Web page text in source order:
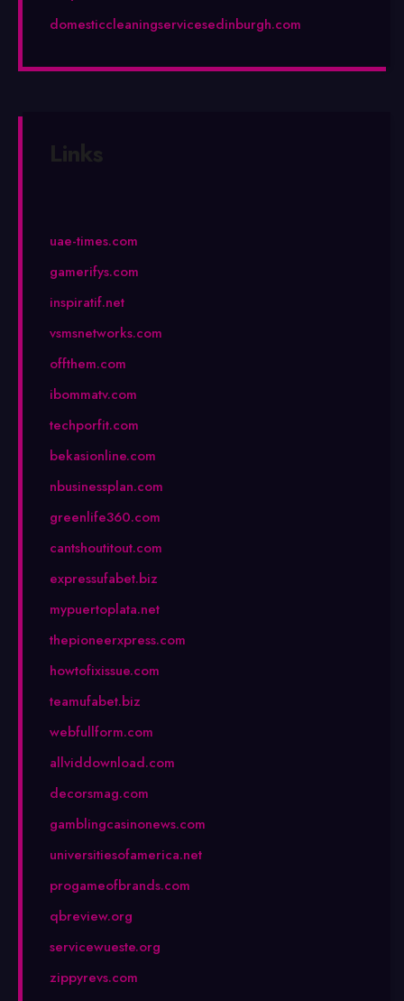
domesticcleaningservicesedinburgh.com
Links
uae-times.com
gamerifys.com
inspiratif.net
vsmsnetworks.com
offthem.com
ibommatv.com
techporfit.com
bekasionline.com
nbusinessplan.com
greenlife360.com
cantshoutitout.com
expressufabet.biz
mypuertoplata.net
thepioneerxpress.com
howtofixissue.com
teamufabet.biz
webfullform.com
allviddownload.com
decorsmag.com
gamblingcasinonews.com
universitiesofamerica.net
progameofbrands.com
qbreview.org
servicewueste.org
zippyrevs.com